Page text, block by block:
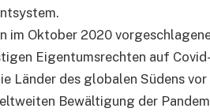
im Oktober 2020
Eigentumsrechten auf
Länder des globalen Südens
Bewältigung der